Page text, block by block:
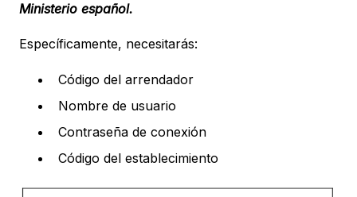
Ministerio español.
Específicamente, necesitarás:
Código del arrendador
Nombre de usuario
Contraseña de conexión
Código del establecimiento